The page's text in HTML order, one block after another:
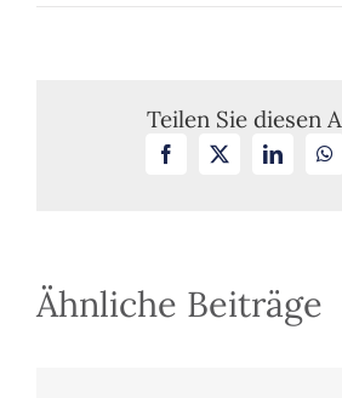
–
Teilen Sie diesen
Facebook LinkedIn
Ähnliche Beiträge